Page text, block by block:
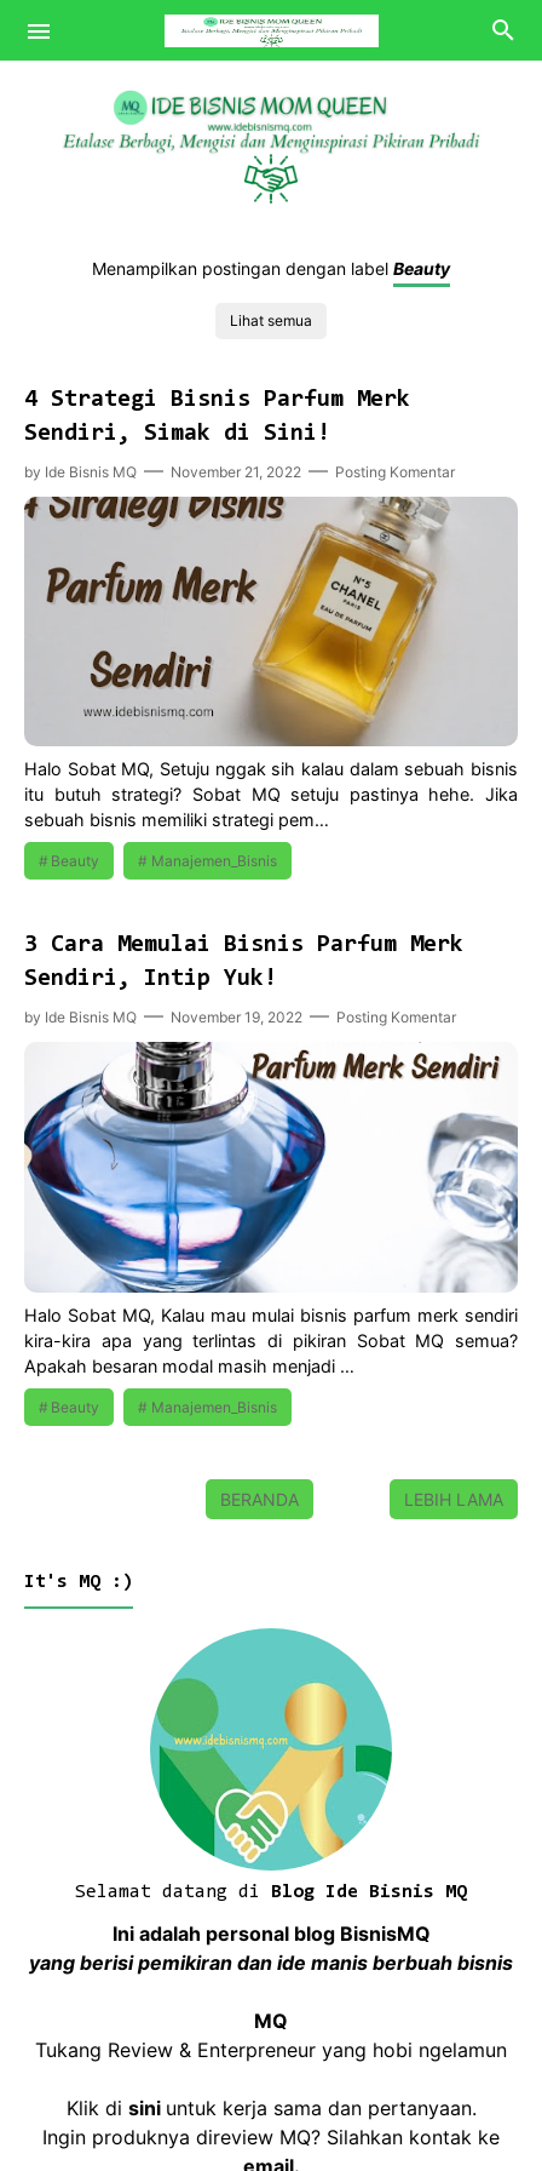
Tips MQ
POV MQ
Menampilkan postingan dengan label Beauty
Lihat semua
4 Strategi Bisnis Parfum Merk
Sendiri, Simak di Sini!
by Ide Bisnis MQ November 21, 2022 Posting Komentar
Halo Sobat MQ, Setuju nggak sih kalau dalam sebuah bisnis
itu butuh strategi? Sobat MQ setuju pastinya hehe. Jika
sebuah bisnis memiliki strategi pem…
Beauty Manajemen_Bisnis
3 Cara Memulai Bisnis Parfum Merk
Sendiri, Intip Yuk!
by Ide Bisnis MQ November 19, 2022 Posting Komentar
Halo Sobat MQ, Kalau mau mulai bisnis parfum merk sendiri
kira-kira apa yang terlintas di pikiran Sobat MQ semua?
Apakah besaran modal masih menjadi …
Beauty Manajemen_Bisnis
BERANDA LEBIH LAMA
It's MQ :)
Selamat datang di Blog Ide Bisnis MQ
Ini adalah personal blog BisnisMQ
yang berisi pemikiran dan ide manis berbuah bisnis
MQ
Tukang Review & Enterpreneur yang hobi ngelamun
Klik di sini untuk kerja sama dan pertanyaan.
Ingin produknya direview MQ? Silahkan kontak ke
email.